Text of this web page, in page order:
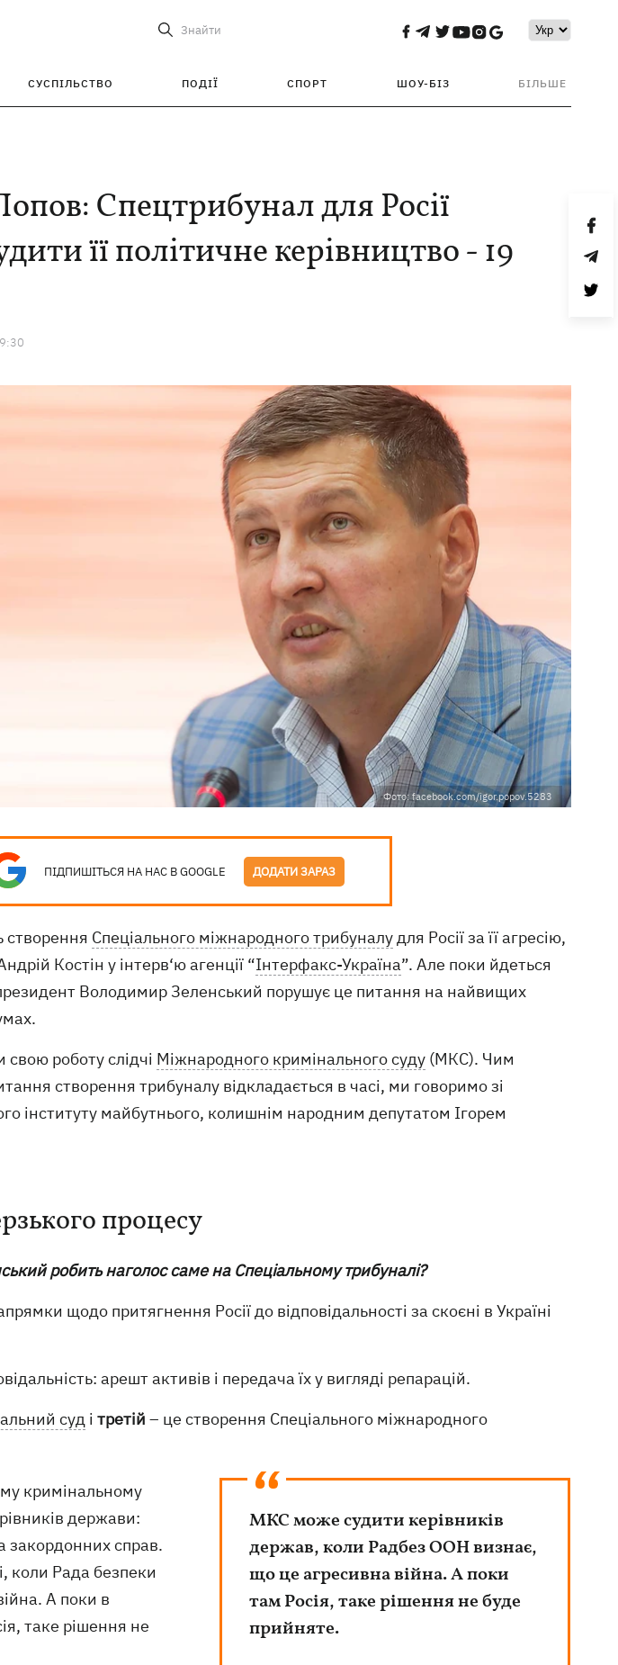
Знайти
СУСПІЛЬСТВО ПОДІЇ СПОРТ ШОУ-БІЗ БІЛЬШЕ
Спецтрибунал для Росії
її політичне керівництво - 19
Фото: facebook.com/igor.popov.5283
ПІДПИШІТЬСЯ НА НАС В GOOGLE ДОДАТИ ЗАРАЗ
створення Спеціального міжнародного трибуналудля Росії за її агресію,
Костін у інтерв‘ю агенції “Інтерфакс-Україна”. Але поки йдеться
Володимир Зеленський порушує це питання на найвищих
роботу слідчі Міжнародного кримінального суду (МКС). Чим
створення трибуналу відкладається в часі, ми говоримо зі
інституту майбутнього, колишнім народним депутатом Ігорем
процесу
робить наголос саме на Спеціальному трибуналі?
щодо притягнення Росії до відповідальності за скоєні в Україні
арешт активів і передача їх у вигляді репарацій.
суд i третій – це створення Спеціального міжнародного
кримінальному
держави:
закордонних справ.
коли Рада безпеки
А поки в
таке рішення не
МКС може судити керівників
держав, коли Радбез ООН визнає,
що це агресивна війна. А поки
там Росія, таке рішення не буде
прийняте.